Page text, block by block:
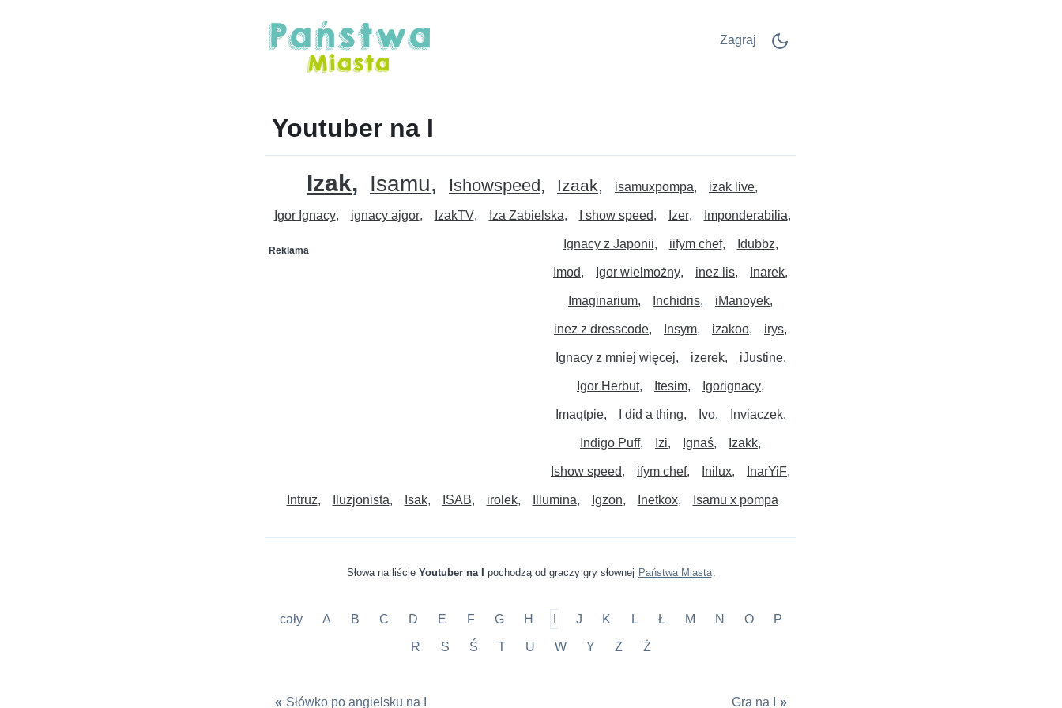
Zagraj
Youtuber na I
Izak Isamu Ishowspeed Izaak isamuxpompa izak live
Igor Ignacy ignacy ajgor IzakTV Iza Zabielska I show speed Izer Imponderabilia
Ignacy z Japonii iifym chef
Reklama Idubbz
Imod Igor wielmożny inez lis Inarek
Imaginarium Inchidris iManoyek
inez z dresscode Insym izakoo irys
Ignacy z mniej więcej izerek iJustine
Igor Herbut Itesim Igorignacy
Imaqtpie I did a thing Ivo Inviaczek
Indigo Puff Izi Ignaś Izakk
Ishow speed ifym chef Inilux InarYiF
Intruz Iluzjonista Isak ISAB irolek Illumina Igzon Inetkox Isamu x pompa
Słowa na liście Youtuber na I pochodzą od graczy gry słownej Państwa Miasta.
cały A B C D E F G H J K L Ł M N O P
R S Ś T U W Y Z Ż
« Słówko po angielsku na I Gra na I »